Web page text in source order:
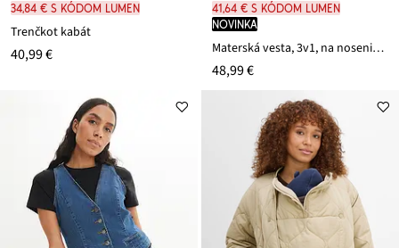
34,84 € s kódom LUMEN
Trenčkot kabát
40,99 €
41,64 € s kódom LUMEN
novinka
Materská vesta, 3v1, na nosenie, z Teddy flísu
48,99 €